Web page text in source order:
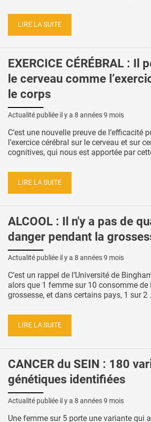
LIRE LA SUITE
EXERCICE CÉRÉBRAL : Il
le cerveau comme
le corps
Actualité publiée il y a 8 années 9 mois
C’est une nouvelle preuve de l’efficacité
l’exercice cérébral sur le cerveau et sur
cognitives, qui nous est apportée par
LIRE LA SUITE
ALCOOL : Il n'y a pas de
danger pendant la
Actualité publiée il y a 8 années 9 mois
C’est un rappel de l’Université de
alors que 1 femme sur 10 consomme de
grossesse, et dans certains pays, 1 sur 2
LIRE LA SUITE
CANCER du SEIN : 180
génétiques identifiées
Actualité publiée il y a 8 années 9 mois
Une femme sur 5 porte une variante qui